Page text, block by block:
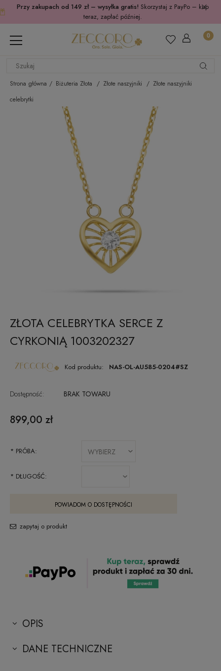
Przy zakupach od 149 zł – wysyłka gratis! Skorzystaj z PayPo – kup
teraz, zapłać później.
Strona główna Biżuteria Złota Złote naszyjniki
Złote naszyjniki
celebrytki
ZŁOTA CELEBRYTKA SERCE Z
CYRKONIĄ 1003202327
Kod produktu: NAS-OL-AU585-0204#SZ
Dostępność: BRAK TOWARU
899,00 zł
* PRÓBA:
* DŁUGOŚĆ:
POWIADOM O DOSTĘPNOŚCI
zapytaj o produkt
OPIS
DANE TECHNICZNE